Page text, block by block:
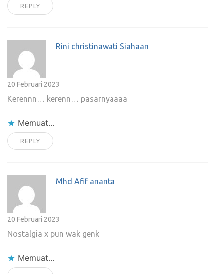
REPLY
Rini christinawati Siahaan
20 Februari 2023
Kerennn… kerenn… pasarnyaaaa
Memuat...
REPLY
Mhd Afif ananta
20 Februari 2023
Nostalgia x pun wak genk
Memuat...